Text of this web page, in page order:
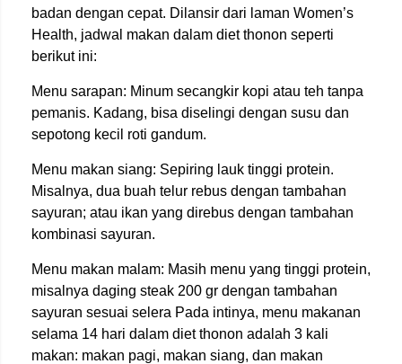
badan dengan cepat. Dilansir dari laman Women’s
Health, jadwal makan dalam diet thonon seperti
berikut ini:
Menu sarapan: Minum secangkir kopi atau teh tanpa
pemanis. Kadang, bisa diselingi dengan susu dan
sepotong kecil roti gandum.
Menu makan siang: Sepiring lauk tinggi protein.
Misalnya, dua buah telur rebus dengan tambahan
sayuran; atau ikan yang direbus dengan tambahan
kombinasi sayuran.
Menu makan malam: Masih menu yang tinggi protein,
misalnya daging steak 200 gr dengan tambahan
sayuran sesuai selera Pada intinya, menu makanan
selama 14 hari dalam diet thonon adalah 3 kali
makan: makan pagi, makan siang, dan makan